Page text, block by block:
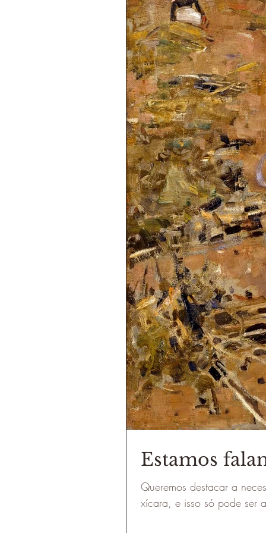
Estamos
Queremos destacar a
xícara, e isso só pode ser